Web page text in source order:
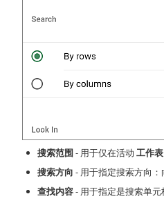
搜索范围- 用于仅在活动 工作表
搜索方向 - 用于指定搜索方向：
查找内容- 用于指定是搜索单元